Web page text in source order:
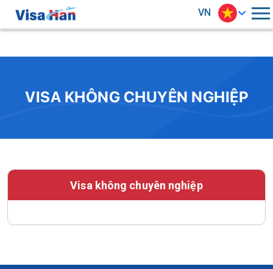
VN
VISA KHÔNG CHUYÊN NGHIỆP
Visa không chuyên nghiệp